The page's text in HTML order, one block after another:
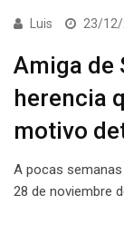
Luis 23/
Amiga de
herencia
motivo
A pocas semanas
28 de noviembre